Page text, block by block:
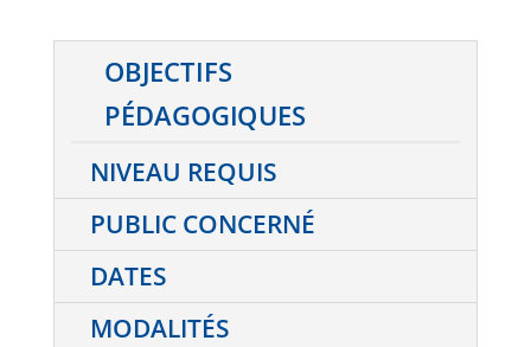
OBJECTIFS
PÉDAGOGIQUES
NIVEAU REQUIS
PUBLIC CONCERNÉ
DATES
MODALITÉS